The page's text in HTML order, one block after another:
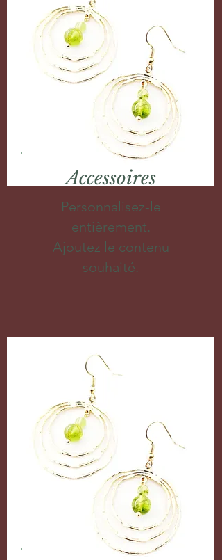
Accessoires
Personnalisez-le
entièrement.
Ajoutez le contenu
souhaité.